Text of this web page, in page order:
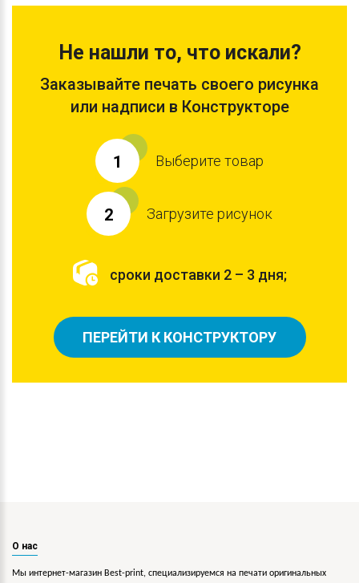
Не нашли то, что искали?
Заказывайте печать своего рисунка
или надписи в Конструкторе
1 Выберите товар
2 Загрузите рисунок
сроки доставки 2 – 3 дня;
ПЕРЕЙТИ К КОНСТРУКТОРУ
О нас
Мы интернет-магазин Best-print, специализируемся на печати оригинальных